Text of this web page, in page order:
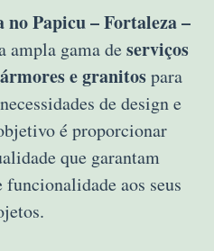
Papicu – Fortaleza –
ampla gama de serviços
e granitospara
de design e
é proporcionar
que garantam
aos seus